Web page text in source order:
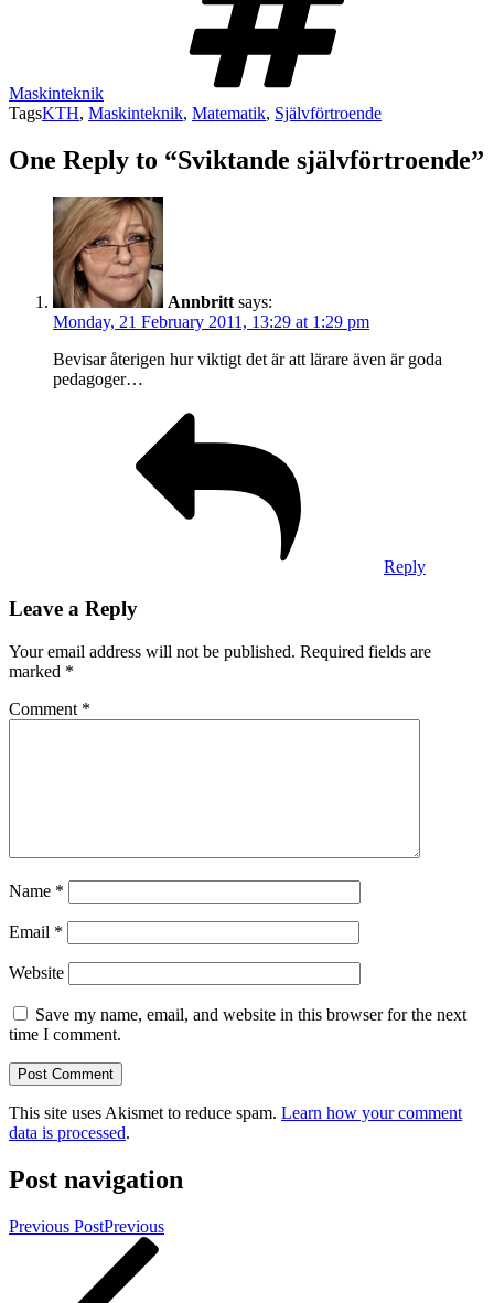
Maskinteknik
TagsKTH, Maskinteknik, Matematik, Självförtroende
One Reply to “Sviktande självförtroende”
Annbritt says:
Monday, 21 February 2011, 13:29 at 1:29 pm
Bevisar återigen hur viktigt det är att lärare även är goda
pedagoger…
Reply
Leave a Reply
Your email address will not be published. Required fields are
marked *
Comment *
Name *
Email *
Website
Save my name, email, and website in this browser for the next
time I comment.
This site uses Akismet to reduce spam. Learn how your comment
data is processed.
Post navigation
Previous PostPrevious